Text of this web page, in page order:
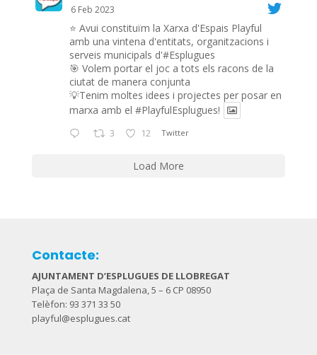
6 Feb 2023
⭐️ Avui constituïm la Xarxa d'Espais Playful
amb una vintena d'entitats, organitzacions i
serveis municipals d'#Esplugues
🎯 Volem portar el joc a tots els racons de la
ciutat de manera conjunta
💡Tenim moltes idees i projectes per posar en
marxa amb el #PlayfulEsplugues!
3 12 Twitter
Load More
Contacte:
AJUNTAMENT D’ESPLUGUES DE LLOBREGAT
Plaça de Santa Magdalena, 5 – 6 CP 08950
Telèfon: 93 371 33 50
playful@esplugues.cat